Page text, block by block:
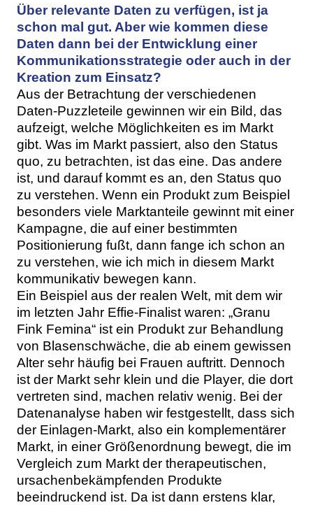
Über relevante Daten zu verfügen, ist ja
schon mal gut. Aber wie kommen diese
Daten dann bei der Entwicklung einer
Kommunikationsstrategie oder auch in der
Kreation zum Einsatz?
Aus der Betrachtung der verschiedenen
Daten-Puzzleteile gewinnen wir ein Bild, das
aufzeigt, welche Möglichkeiten es im Markt
gibt. Was im Markt passiert, also den Status
quo, zu betrachten, ist das eine. Das andere
ist, und darauf kommt es an, den Status quo
zu verstehen. Wenn ein Produkt zum Beispiel
besonders viele Marktanteile gewinnt mit einer
Kampagne, die auf einer bestimmten
Positionierung fußt, dann fange ich schon an
zu verstehen, wie ich mich in diesem Markt
kommunikativ bewegen kann.
Ein Beispiel aus der realen Welt, mit dem wir
im letzten Jahr Effie-Finalist waren: „Granu
Fink Femina“ ist ein Produkt zur Behandlung
von Blasenschwäche, die ab einem gewissen
Alter sehr häufig bei Frauen auftritt. Dennoch
ist der Markt sehr klein und die Player, die dort
vertreten sind, machen relativ wenig. Bei der
Datenanalyse haben wir festgestellt, dass sich
der Einlagen-Markt, also ein komplementärer
Markt, in einer Größenordnung bewegt, die im
Vergleich zum Markt der therapeutischen,
ursachenbekämpfenden Produkte
beeindruckend ist. Da ist dann erstens klar,